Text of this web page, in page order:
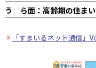
う ら面：高齢期の住ま
「すまいるネット通信」